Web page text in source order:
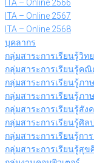
ITA – Online 2566
ITA – Online 2567
ITA – Online 2568
บุคลากร
กลุ่มสาระการเรียนรู้วิท
กลุ่มสาระการเรียนรู้ค
กลุ่มสาระการเรียนรู้ภา
กลุ่มสาระการเรียนรู้ภา
กลุ่มสาระการเรียนรู้สั
กลุ่มสาระการเรียนรู้ศิล
กลุ่มสาระการเรียนรู้กา
กลุ่มสาระการเรียนรู้สุ